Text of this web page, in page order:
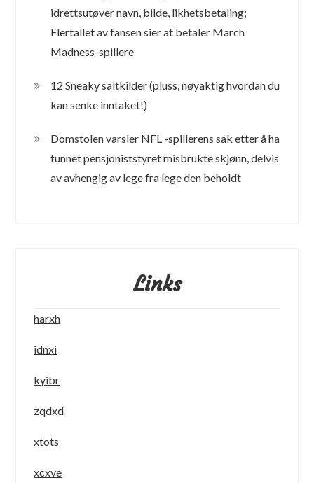
idrettsutøver navn, bilde, likhetsbetaling;
Flertallet av fansen sier at betaler March
Madness-spillere
12 Sneaky saltkilder (pluss, nøyaktig hvordan du
kan senke inntaket!)
Domstolen varsler NFL -spillerens sak etter å ha
funnet pensjoniststyret misbrukte skjønn, delvis
av avhengig av lege fra lege den beholdt
Links
harxh
idnxi
kyibr
zqdxd
xtots
xcxve